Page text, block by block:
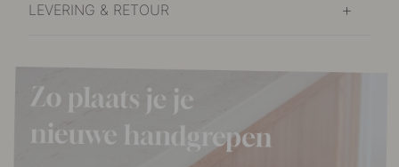
LEVERING & RETOUR